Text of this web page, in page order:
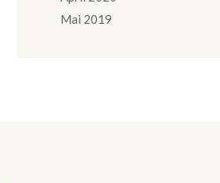
Mai 2019